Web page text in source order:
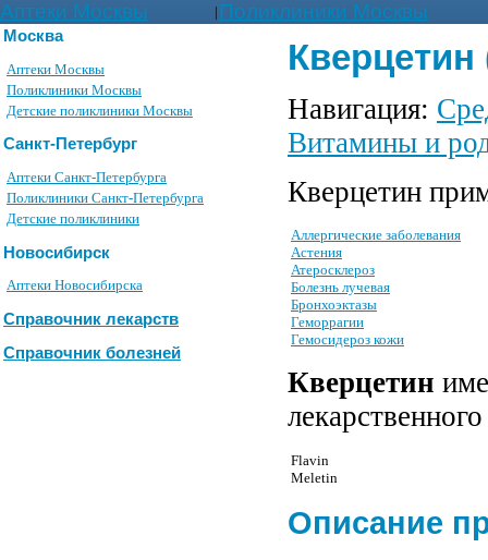
Аптеки Москвы | Поликлиники Москвы
Москва
Аптеки Москвы
Поликлиники Москвы
Детские поликлиники Москвы
Санкт-Петербург
Аптеки Санкт-Петербурга
Поликлиники Санкт-Петербурга
Детские поликлиники
Новосибирск
Аптеки Новосибирска
Справочник лекарств
Справочник болезней
Навигация:
Витамины и
Кверцетин
Аллергические заболевания
Астения
Атеросклероз
Болезнь лучевая
Бронхоэктазы
Геморрагии
Гемосидероз кожи
Кверцетин
Flavin
Meletin
Описание